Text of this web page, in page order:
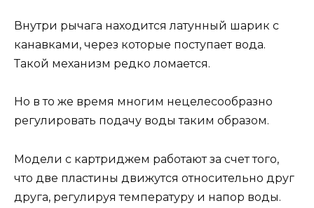
Внутри рычага находится латунный шарик с
канавками, через которые поступает вода.
Такой механизм редко ломается.
Но в то же время многим нецелесообразно
регулировать подачу воды таким образом.
Модели с картриджем работают за счет того,
что две пластины движутся относительно друг
друга, регулируя температуру и напор воды.